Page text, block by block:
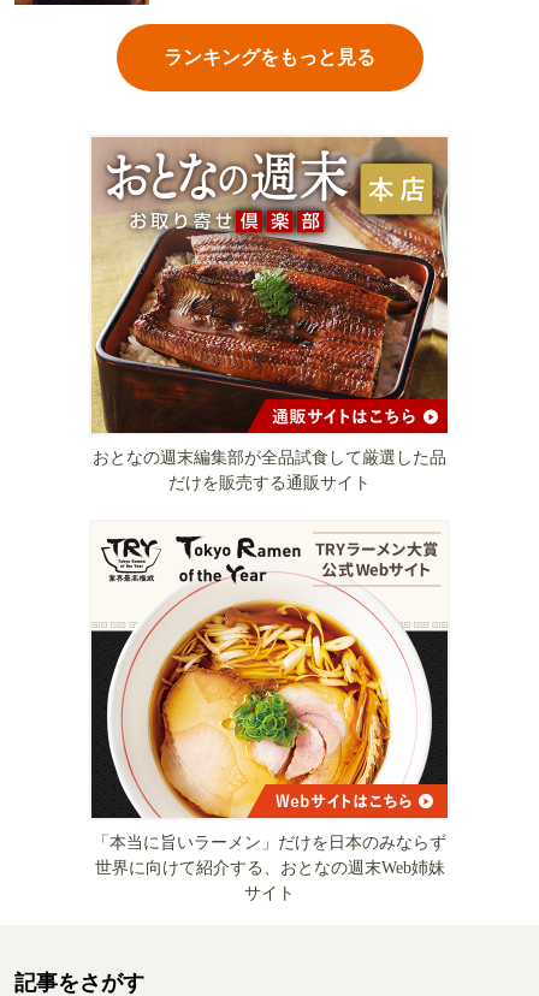
ランキングをもっと見る
おとなの週末編集部が全品試食して厳選した品
だけを販売する通販サイト
「本当に旨いラーメン」だけを日本のみならず
世界に向けて紹介する、おとなの週末Web姉妹
サイト
記事をさがす